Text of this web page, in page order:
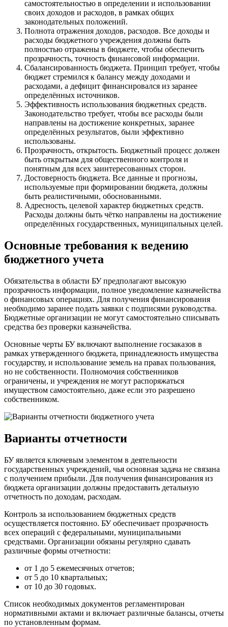
самостоятельностью в определении и использовании
своих доходов и расходов, в рамках общих
законодательных положений.
Полнота отражения доходов, расходов. Все доходы и
расходы бюджетного учреждения должны быть
полностью отражены в бюджете, чтобы обеспечить
прозрачность, точность финансовой информации.
Сбалансированность бюджета. Принцип требует, чтобы
бюджет стремился к балансу между доходами и
расходами, а дефицит финансировался из заранее
определённых источников.
Эффективность использования бюджетных средств.
Законодательство требует, чтобы все расходы были
направлены на достижение конкретных, заранее
определённых результатов, были эффективно
использованы.
Прозрачность, открытость. Бюджетный процесс должен
быть открытым для общественного контроля и
понятным для всех заинтересованных сторон.
Достоверность бюджета. Все данные и прогнозы,
используемые при формировании бюджета, должны
быть реалистичными, обоснованными.
Адресность, целевой характер бюджетных средств.
Расходы должны быть чётко направлены на достижение
определённых государственных, муниципальных целей.
Основные требования к ведению
бюджетного учета
Обязательства в области БУ предполагают высокую
прозрачность информации, полное уведомление казначейства
о финансовых операциях. Для получения финансирования
необходимо заранее подать заявки с подписями руководства.
Бюджетные организации не могут самостоятельно списывать
средства без проверки казначейства.
Основные черты БУ включают выполнение госзаказов в
рамках утвержденного бюджета, принадлежность имущества
государству, и использование земель на правах пользования,
но не собственности. Полномочия собственников
ограничены, и учреждения не могут распоряжаться
имуществом самостоятельно, даже если это разрешено
собственником.
Варианты отчетности
БУ является ключевым элементом в деятельности
государственных учреждений, чья основная задача не связана
с получением прибыли. Для получения финансирования из
бюджета организации должны предоставить детальную
отчетность по доходам, расходам.
Контроль за использованием бюджетных средств
осуществляется постоянно. БУ обеспечивает прозрачность
всех операций с федеральными, муниципальными
средствами. Организации обязаны регулярно сдавать
различные формы отчетности:
от 1 до 5 ежемесячных отчетов;
от 5 до 10 квартальных;
от 10 до 30 годовых.
Список необходимых документов регламентирован
нормативными актами и включает различные балансы, отчеты
по установленным формам.